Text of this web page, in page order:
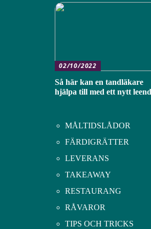
02/10/2022
Så här kan en tandläkare
hjälpa till med ett nytt
MÅLTIDSLÅDOR
FÄRDIGRÄTTER
LEVERANS
TAKEAWAY
RESTAURANG
RÅVAROR
TIPS OCH TRICKS